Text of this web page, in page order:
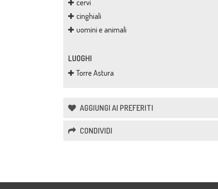
cervi
cinghiali
uomini e animali
LUOGHI
Torre Astura
AGGIUNGI AI PREFERITI
CONDIVIDI